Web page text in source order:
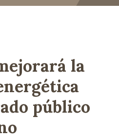
la
público